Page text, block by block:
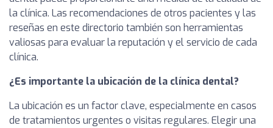
la clínica. Las recomendaciones de otros pacientes y las
reseñas en este directorio también son herramientas
valiosas para evaluar la reputación y el servicio de cada
clínica.
¿Es importante la ubicación de la clínica dental?
La ubicación es un factor clave, especialmente en casos
de tratamientos urgentes o visitas regulares. Elegir una